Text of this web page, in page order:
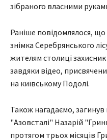
зібраного власними
Раніше повідомлялося,
знімка Серебрянського
жителям столиці
завдяки відео,
на київському Подолі.
Також нагадаємо,
"Азовсталі" Назарій
протягом трьох місяців